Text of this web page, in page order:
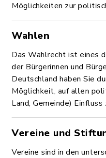
Möglichkeiten zur
Wahlen
Das Wahlrecht ist eines
der Bürgerinnen und
Deutschland haben Sie
Möglichkeit, auf allen
Land, Gemeinde) Einfluss
Vereine und
Vereine sind in den